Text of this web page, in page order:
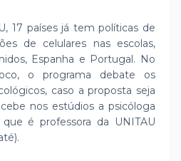
17 países já tem políticas de
de celulares nas escolas,
Espanha e Portugal. No
o programa debate os
caso a proposta seja
nos estúdios a psicóloga
é professora da UNITAU